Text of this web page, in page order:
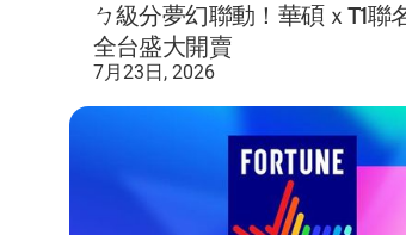
ㄅ級分夢幻聯動！華碩ｘT1聯
全台盛大開賣
7月23日, 2026